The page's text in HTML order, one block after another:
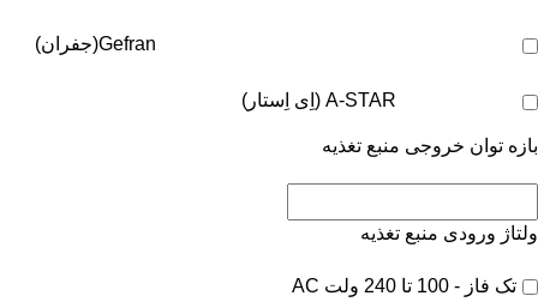
Gefran(جفران)
A-STAR (اِی اِستار)
بازه توان خروجی منبع تغذیه
ولتاژ ورودی منبع تغذیه
تک فاز - 100 تا 240 ولت AC